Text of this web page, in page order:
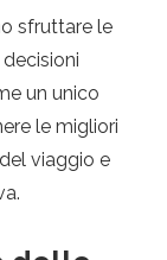
sfruttare le
un unico
le migliori
viaggio e